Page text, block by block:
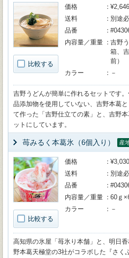
比較する
価格
送料
別途
品番
内容量／重量
吉野
箱、
前）
カラー
－
吉野うどんが簡単に作れるセットです
品添加物を使用していない、吉野本葛
て作った「吉野仕立ての素」と、吉野
ットにしています。
苺みるく本葛氷（6個入り） 産
比較する
価格
送料
別途
品番
内容量／重量
60ｇ
カラー
－
高知県の氷屋「苺氷り本舗」と、明日
野本葛天極堂の3社がコラボした『さく